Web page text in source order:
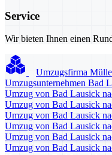
Service
Wir bieten Ihnen einen
Umzugsfirma
Umzugsunternehmen Bad
Umzug von Bad Lausick
Umzug von Bad Lausick
Umzug von Bad Lausick
Umzug von Bad Lausick
Umzug von Bad Lausick
Umzug von Bad Lausick